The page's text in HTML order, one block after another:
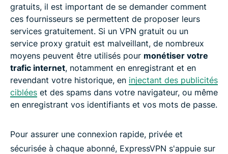
gratuits, il est important de se demander comment
ces fournisseurs se permettent de proposer leurs
services gratuitement. Si un VPN gratuit ou un
service proxy gratuit est malveillant, de nombreux
moyens peuvent être utilisés pour monétiser votre
trafic internet, notamment en enregistrant et en
revendant votre historique, en injectant des publicités
ciblées et des spams dans votre navigateur, ou même
en enregistrant vos identifiants et vos mots de passe.
Pour assurer une connexion rapide, privée et
sécurisée à chaque abonné, ExpressVPN s'appuie sur